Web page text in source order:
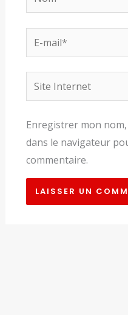
mail*
Site
Internet
Enregistrer mon
dans le navigateur
commentaire.